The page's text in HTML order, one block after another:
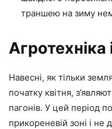
траншею на зиму
Агротехніка
Навесні, як тільки
початку квітня,
пагонів. У цей період
прикореневій зоні і не